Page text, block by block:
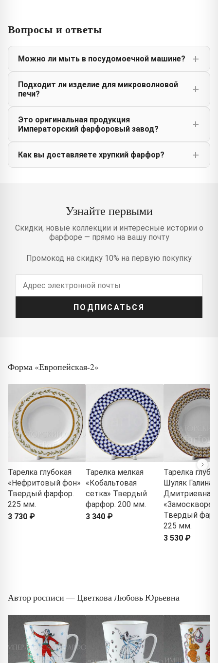
Вопросы и ответы
Можно ли мыть в посудомоечной машине?
Подходит ли изделие для микроволновой
печи?
Это оригинальная продукция
Императорский фарфоровый завод?
Как вы доставляете хрупкий фарфор?
Узнайте первыми
Скидки, новые коллекции и интересные истории о
фарфоре — прямо на вашу почту
Промокод на скидку 10% на первую покупку
ПОДПИСАТЬСЯ
Форма «Европейская-2»
Тарелка глубокая
«Нефритовый фон»
Твердый фарфор.
225 мм.
3 730 ₽
Тарелка мелкая
«Кобальтовая
сетка» Твердый
фарфор. 200 мм.
3 340 ₽
Тарелка
Шуляк Галина
Дмитриевна
Твердый
225 мм.
3 530 ₽
Автор росписи — Цветкова Любовь Юрьевна